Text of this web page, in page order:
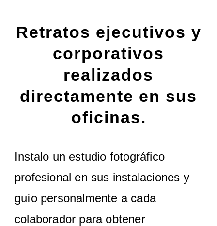
Retratos ejecutivos y
corporativos
realizados
directamente en sus
oficinas.
Instalo un estudio fotográfico
profesional en sus instalaciones y
guío personalmente a cada
colaborador para obtener